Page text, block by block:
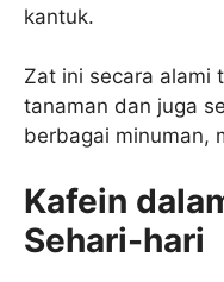
kantuk.
Zat ini secara alami
tanaman dan juga
berbagai minuman,
Kafein
Sehari-hari